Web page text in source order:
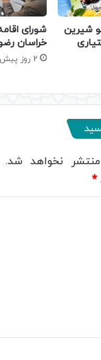
شیرین
شورای
خراسان
2 روز پیش
نخواهد شد.
*